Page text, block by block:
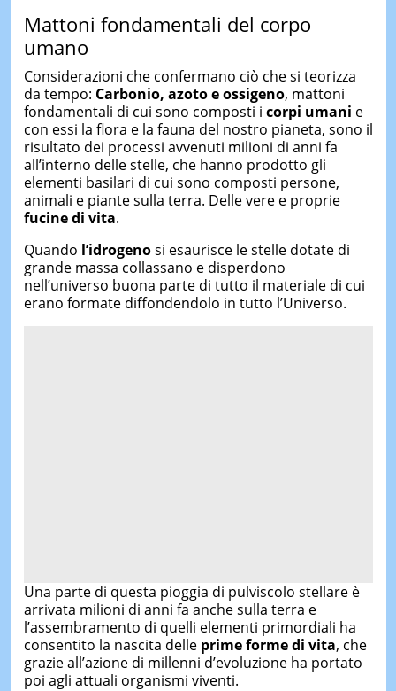
Mattoni fondamentali del corpo
umano
Considerazioni che confermano ciò che si teorizza
da tempo: Carbonio, azoto e ossigeno, mattoni
fondamentali di cui sono composti i corpi umani e
con essi la flora e la fauna del nostro pianeta, sono il
risultato dei processi avvenuti milioni di anni fa
all’interno delle stelle, che hanno prodotto gli
elementi basilari di cui sono composti persone,
animali e piante sulla terra. Delle vere e proprie
fucine di vita.
Quando l’idrogenosi esaurisce le stelle dotate di
grande massa collassano e disperdono
nell’universo buona parte di tutto il materiale di cui
erano formate diffondendolo in tutto l’Universo.
Una parte di questa pioggia di pulviscolo stellare è
arrivata milioni di anni fa anche sulla terra e
l’assembramento di quelli elementi primordiali ha
consentito la nascita delle prime forme di vita, che
grazie all’azione di millenni d’evoluzione ha portato
poi agli attuali organismi viventi.